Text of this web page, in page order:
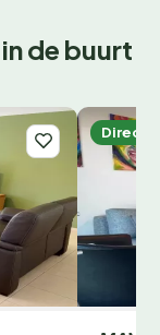
de buurt
Direct